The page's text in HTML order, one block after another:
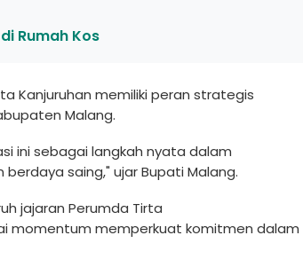
Rumah Kos
Kanjuruhan memiliki peran strategis
Malang.
ini sebagai langkah nyata dalam
saing," ujar Bupati Malang.
jajaran Perumda Tirta
momentum memperkuat komitmen dalam